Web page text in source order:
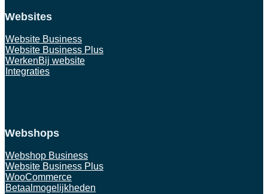
Websites
Website Business
Website Business Plus
WerkenBij website
Integraties
Webshops
Webshop Business
Website Business Plus
WooCommerce
Betaalmogelijkheden